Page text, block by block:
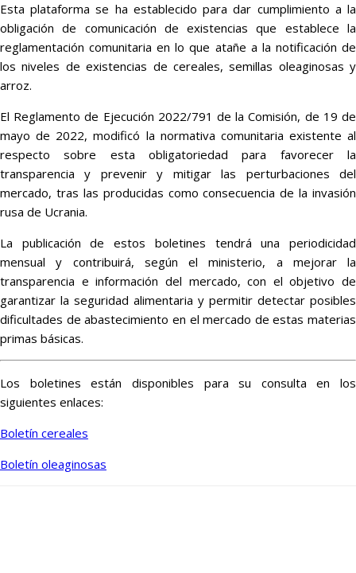
Esta plataforma se ha establecido para dar cumplimiento a la
obligación de comunicación de existencias que establece la
reglamentación comunitaria en lo que atañe a la notificación de
los niveles de existencias de cereales, semillas oleaginosas y
arroz.
El Reglamento de Ejecución 2022/791 de la Comisión, de 19 de
mayo de 2022, modificó la normativa comunitaria existente al
respecto sobre esta obligatoriedad para favorecer la
transparencia y prevenir y mitigar las perturbaciones del
mercado, tras las producidas como consecuencia de la invasión
rusa de Ucrania.
La publicación de estos boletines tendrá una periodicidad
mensual y contribuirá, según el ministerio, a mejorar la
transparencia e información del mercado, con el objetivo de
garantizar la seguridad alimentaria y permitir detectar posibles
dificultades de abastecimiento en el mercado de estas materias
primas básicas.
Los boletines están disponibles para su consulta en los
siguientes enlaces:
Boletín cereales
Boletín oleaginosas